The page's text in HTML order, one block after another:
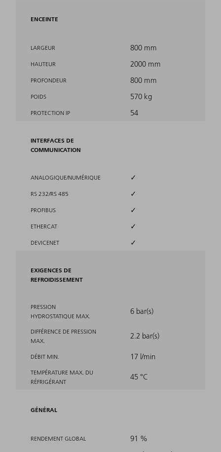
ENCEINTE
LARGEUR 800 mm
HAUTEUR 2000 mm
PROFONDEUR 800 mm
POIDS 570 kg
PROTECTION IP 54
INTERFACES DE
COMMUNICATION
ANALOGIQUE/NUMÉRIQUE ✓
RS 232/RS 485 ✓
PROFIBUS ✓
ETHERCAT ✓
DEVICENET ✓
EXIGENCES DE
REFROIDISSEMENT
PRESSION
HYDROSTATIQUE MAX.
6 bar(s)
DIFFÉRENCE DE PRESSION
MAX.
2.2 bar(s)
DÉBIT MIN. 17 l/min
TEMPÉRATURE MAX. DU
RÉFRIGÉRANT
45 °C
GÉNÉRAL
RENDEMENT GLOBAL
91 %